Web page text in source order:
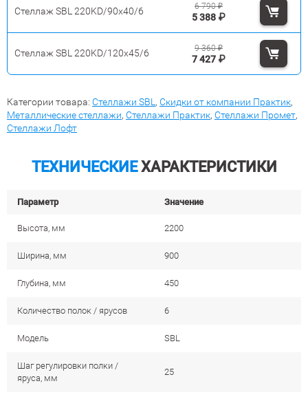
Стеллаж SBL 220KD/90x40/6
5 388 ₽
6 790₽
Стеллаж SBL 220KD/120x45/6
7 427 ₽
9 360₽
Категории товара: Стеллажи SBL , Скидки от компании Практик,
Металлические стеллажи, Стеллажи Практик, Стеллажи Промет,
Стеллажи Лофт
ТЕХНИЧЕСКИЕХАРАКТЕРИСТИКИ
Параметр Значение
Высота, мм 2200
Ширина, мм 900
Глубина, мм 450
Количество полок / ярусов 6
Модель SBL
Шаг регулировки полки /
яруса, мм
25